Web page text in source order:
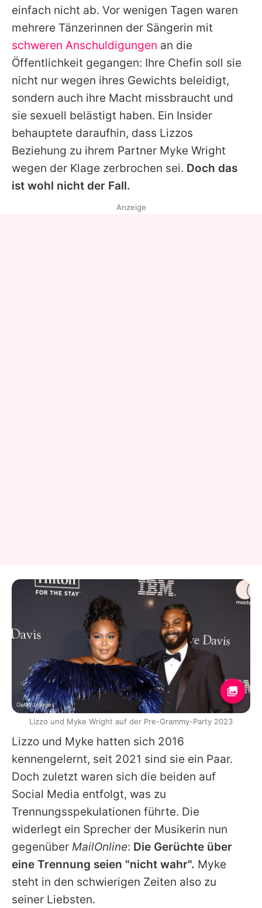
Datenschutzerklärung
Nutzungsbedingungen
Utiq verwalten
einfach nicht ab. Vor wenigen Tagen waren
mehrere Tänzerinnen der Sängerin mit
schweren Anschuldigungen an die
Öffentlichkeit gegangen: Ihre Chefin soll sie
nicht nur wegen ihres Gewichts beleidigt,
sondern auch ihre Macht missbraucht und
sie sexuell belästigt haben. Ein Insider
behauptete daraufhin, dass Lizzos
Beziehung zu ihrem Partner Myke Wright
wegen der Klage zerbrochen sei. Doch das
ist wohl nicht der Fall.
Lizzo und Myke hatten sich 2016
kennengelernt, seit 2021 sind sie ein Paar.
Doch zuletzt waren sich die beiden auf
Social Media entfolgt, was zu
Trennungsspekulationen führte. Die
widerlegt ein Sprecher der Musikerin nun
gegenüber MailOnline: Die Gerüchte über
eine Trennung seien "nicht wahr". Myke
steht in den schwierigen Zeiten also zu
seiner Liebsten.
Anzeige
Getty Images
Lizzo und Myke Wright auf der Pre-Grammy-Party 2023